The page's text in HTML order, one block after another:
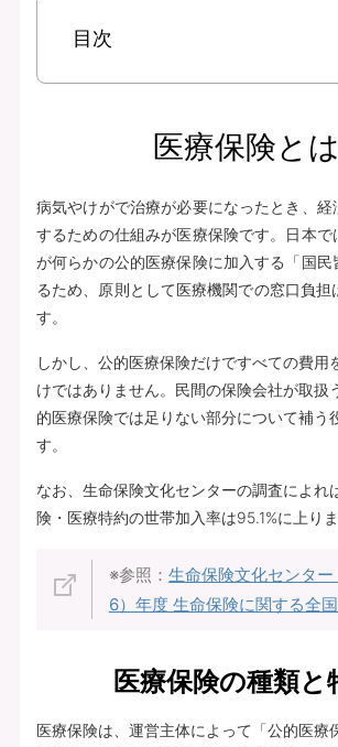
目次
医療保険とは
病気やけがで治療が必要になったとき、経
するための仕組みが医療保険です。日本で
が何らかの公的医療保険に加入する「国民
るため、原則として医療機関での窓口負担
す。
しかし、公的医療保険だけですべての費用
けではありません。民間の保険会社が取扱
的医療保険では足りない部分について補う
す。
なお、生命保険文化センターの調査によれ
険・医療特約の世帯加入率は95.1%に上りま
※参照： 生命保険文化センタ
6）年度 生命保険に関する全国
医療保険の種類と
医療保険は、運営主体によって「公的医療